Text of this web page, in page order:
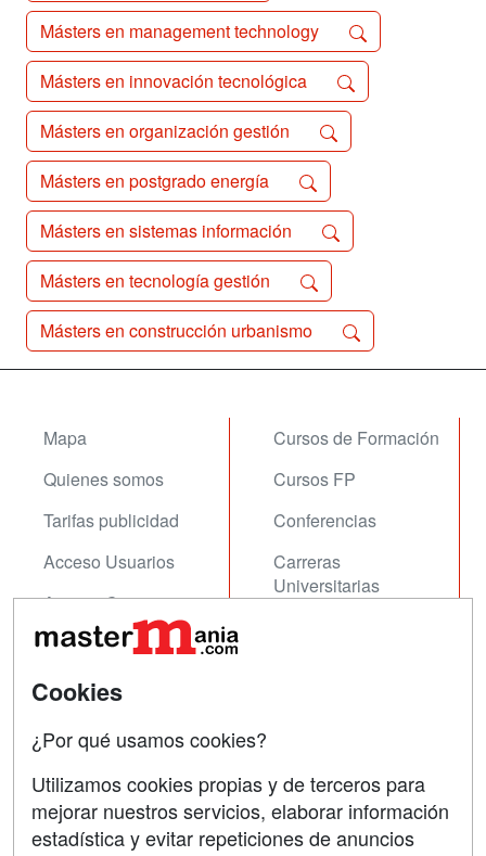
Másters en management technology
Másters en innovación tecnológica
Másters en organización gestión
Másters en postgrado energía
Másters en sistemas información
Másters en tecnología gestión
Másters en construcción urbanismo
Mapa
Quienes somos
Tarifas publicidad
Acceso Usuarios
Acceso Centros
Cursos de Formación
Cursos FP
Conferencias
Carreras
Universitarias
Contactar
Confidencialidad
Aviso legal
Copyleft
Cookies
¿Por qué usamos cookies?
Utilizamos cookies propias y de terceros para
mejorar nuestros servicios, elaborar información
estadística y evitar repeticiones de anuncios